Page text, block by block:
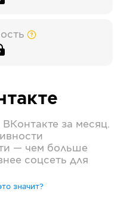
ВКонтакте за месяц.
— чем больше
соцсеть для
значит?